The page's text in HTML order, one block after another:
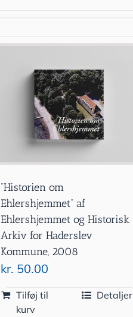
”Historien om
Ehlershjemmet” af
Ehlershjemmet og Historisk
Arkiv for Haderslev
Kommune, 2008
kr. 50.00
Tilføj til
kurv
Detaljer